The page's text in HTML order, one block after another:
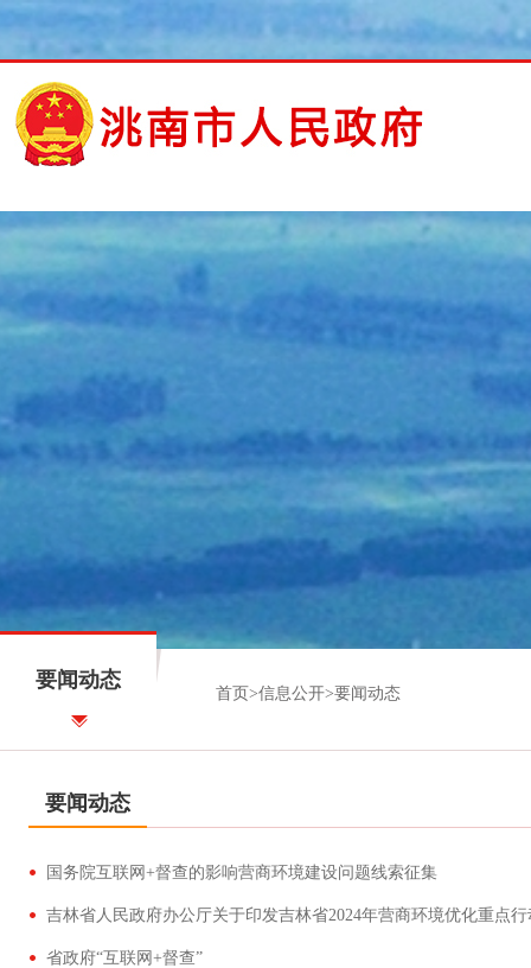
要闻动态
首页 >信息公开>要闻动态
要闻动态
国务院互联网+督查的影响营商环境建设问题线索征集
吉林省人民政府办公厅关于印发吉林省2024年营商环境优化重点
省政府“互联网+督查”